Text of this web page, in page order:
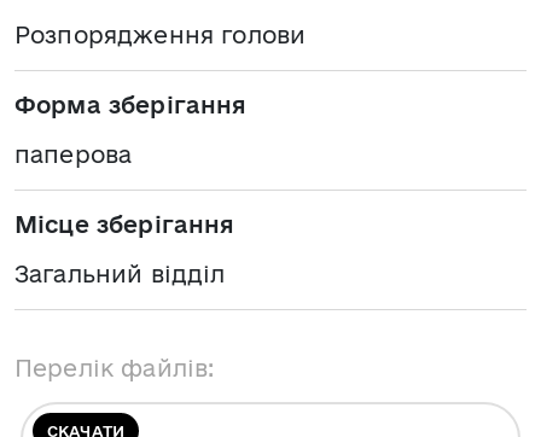
Розпорядження голови
Форма зберігання
паперова
Місце зберігання
Загальний відділ
Перелік файлів:
СКАЧАТИ